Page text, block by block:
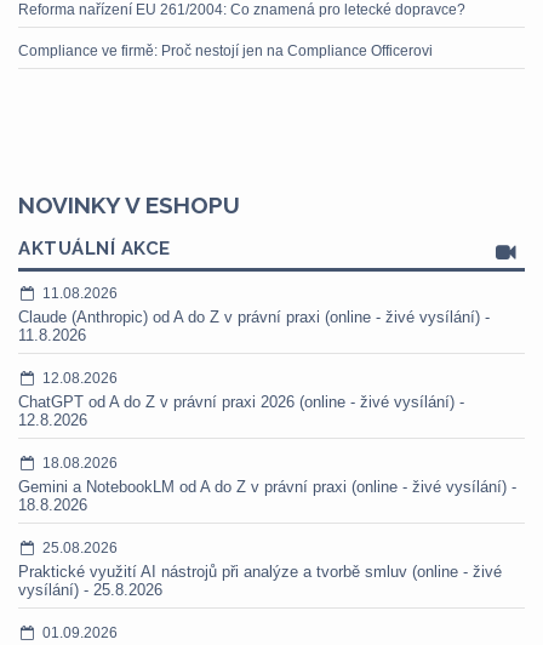
Reforma nařízení EU 261/2004: Co znamená pro letecké dopravce?
Compliance ve firmě: Proč nestojí jen na Compliance Officerovi
NOVINKY V ESHOPU
AKTUÁLNÍ AKCE
11.08.2026
Claude (Anthropic) od A do Z v právní praxi (online - živé vysílání) -
11.8.2026
12.08.2026
ChatGPT od A do Z v právní praxi 2026 (online - živé vysílání) -
12.8.2026
18.08.2026
Gemini a NotebookLM od A do Z v právní praxi (online - živé vysílání) -
18.8.2026
25.08.2026
Praktické využití AI nástrojů při analýze a tvorbě smluv (online - živé
vysílání) - 25.8.2026
01.09.2026